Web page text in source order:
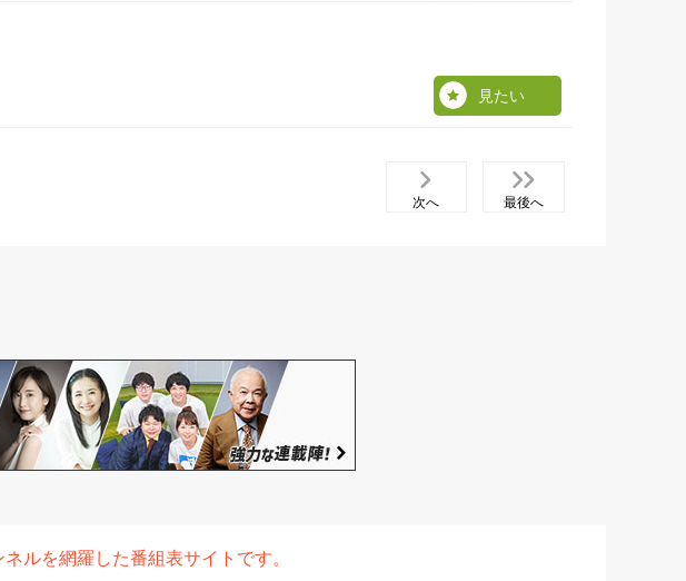
見たい
次へ 最後へ
ルを網羅した番組表サイトです。